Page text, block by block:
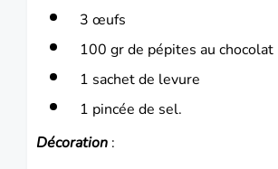
3 œufs
100 gr de pépites au chocolat
1 sachet de levure
1 pincée de sel.
Décoration :